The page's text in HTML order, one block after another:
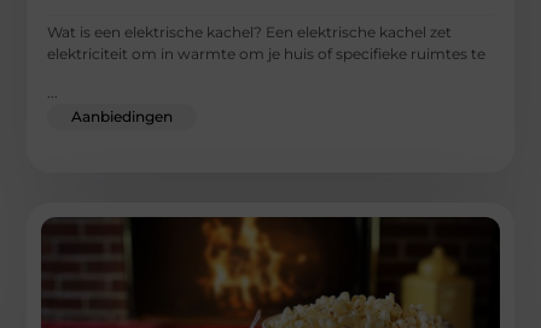
Wat is een elektrische kachel? Een elektrische kachel zet
elektriciteit om in warmte om je huis of specifieke ruimtes te
...
Aanbiedingen